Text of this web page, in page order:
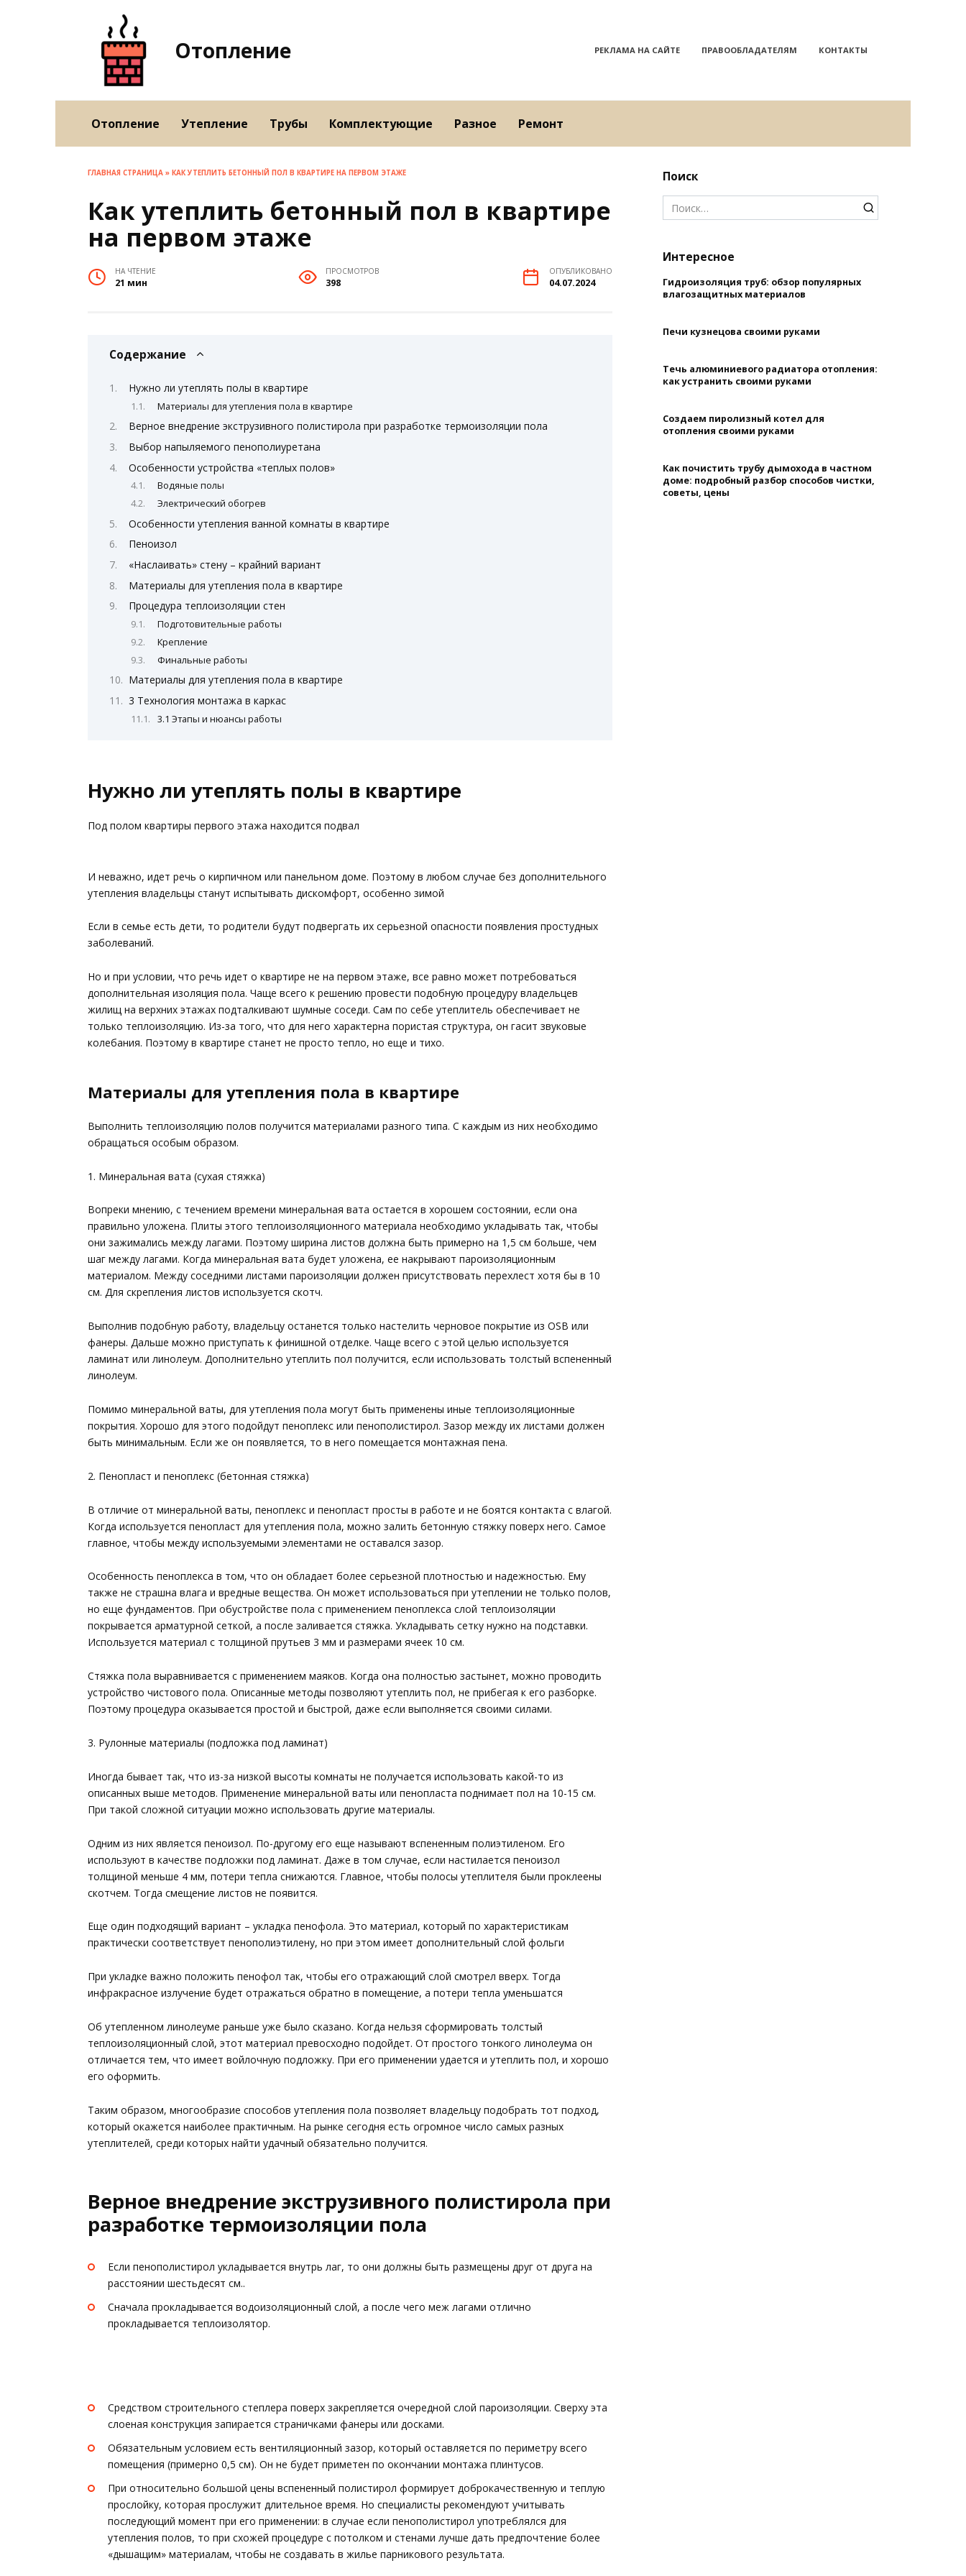
Отопление РЕКЛАМА НА САЙТЕ ПРАВООБЛАДАТЕЛЯМ КОНТАКТЫ
Отопление Утепление Трубы Комплектующие Разное Ремонт
ГЛАВНАЯ СТРАНИЦА » КАК УТЕПЛИТЬ БЕТОННЫЙ ПОЛ В КВАРТИРЕ НА ПЕРВОМ ЭТАЖЕ
Как утеплить бетонный пол в квартире
на первом этаже
НА ЧТЕНИЕ
21 мин
ПРОСМОТРОВ
398
ОПУБЛИКОВАНО
04.07.2024
Содержание
Нужно ли утеплять полы в квартире
Материалы для утепления пола в квартире
Верное внедрение экструзивного полистирола при разработке термоизоляции пола
Выбор напыляемого пенополиуретана
Особенности устройства «теплых полов»
Водяные полы
Электрический обогрев
Особенности утепления ванной комнаты в квартире
Пеноизол
«Наслаивать» стену – крайний вариант
Материалы для утепления пола в квартире
Процедура теплоизоляции стен
Подготовительные работы
Крепление
Финальные работы
Материалы для утепления пола в квартире
3 Технология монтажа в каркас
3.1 Этапы и нюансы работы
Нужно ли утеплять полы в квартире
Под полом квартиры первого этажа находится подвал
И неважно, идет речь о кирпичном или панельном доме. Поэтому в любом случае без дополнительного
утепления владельцы станут испытывать дискомфорт, особенно зимой
Если в семье есть дети, то родители будут подвергать их серьезной опасности появления простудных
заболеваний.
Но и при условии, что речь идет о квартире не на первом этаже, все равно может потребоваться
дополнительная изоляция пола. Чаще всего к решению провести подобную процедуру владельцев
жилищ на верхних этажах подталкивают шумные соседи. Сам по себе утеплитель обеспечивает не
только теплоизоляцию. Из-за того, что для него характерна пористая структура, он гасит звуковые
колебания. Поэтому в квартире станет не просто тепло, но еще и тихо.
Материалы для утепления пола в квартире
Выполнить теплоизоляцию полов получится материалами разного типа. С каждым из них необходимо
обращаться особым образом.
1. Минеральная вата (сухая стяжка)
Вопреки мнению, с течением времени минеральная вата остается в хорошем состоянии, если она
правильно уложена. Плиты этого теплоизоляционного материала необходимо укладывать так, чтобы
они зажимались между лагами. Поэтому ширина листов должна быть примерно на 1,5 см больше, чем
шаг между лагами. Когда минеральная вата будет уложена, ее накрывают пароизоляционным
материалом. Между соседними листами пароизоляции должен присутствовать перехлест хотя бы в 10
см. Для скрепления листов используется скотч.
Выполнив подобную работу, владельцу останется только настелить черновое покрытие из OSB или
фанеры. Дальше можно приступать к финишной отделке. Чаще всего с этой целью используется
ламинат или линолеум. Дополнительно утеплить пол получится, если использовать толстый вспененный
линолеум.
Помимо минеральной ваты, для утепления пола могут быть применены иные теплоизоляционные
покрытия. Хорошо для этого подойдут пеноплекс или пенополистирол. Зазор между их листами должен
быть минимальным. Если же он появляется, то в него помещается монтажная пена.
2. Пенопласт и пеноплекс (бетонная стяжка)
В отличие от минеральной ваты, пеноплекс и пенопласт просты в работе и не боятся контакта с влагой.
Когда используется пенопласт для утепления пола, можно залить бетонную стяжку поверх него. Самое
главное, чтобы между используемыми элементами не оставался зазор.
Особенность пеноплекса в том, что он обладает более серьезной плотностью и надежностью. Ему
также не страшна влага и вредные вещества. Он может использоваться при утеплении не только полов,
но еще фундаментов. При обустройстве пола с применением пеноплекса слой теплоизоляции
покрывается арматурной сеткой, а после заливается стяжка. Укладывать сетку нужно на подставки.
Используется материал с толщиной прутьев 3 мм и размерами ячеек 10 см.
Стяжка пола выравнивается с применением маяков. Когда она полностью застынет, можно проводить
устройство чистового пола. Описанные методы позволяют утеплить пол, не прибегая к его разборке.
Поэтому процедура оказывается простой и быстрой, даже если выполняется своими силами.
3. Рулонные материалы (подложка под ламинат)
Иногда бывает так, что из-за низкой высоты комнаты не получается использовать какой-то из
описанных выше методов. Применение минеральной ваты или пенопласта поднимает пол на 10-15 см.
При такой сложной ситуации можно использовать другие материалы.
Одним из них является пеноизол. По-другому его еще называют вспененным полиэтиленом. Его
используют в качестве подложки под ламинат. Даже в том случае, если настилается пеноизол
толщиной меньше 4 мм, потери тепла снижаются. Главное, чтобы полосы утеплителя были проклеены
скотчем. Тогда смещение листов не появится.
Еще один подходящий вариант – укладка пенофола. Это материал, который по характеристикам
практически соответствует пенополиэтилену, но при этом имеет дополнительный слой фольги
При укладке важно положить пенофол так, чтобы его отражающий слой смотрел вверх. Тогда
инфракрасное излучение будет отражаться обратно в помещение, а потери тепла уменьшатся
Об утепленном линолеуме раньше уже было сказано. Когда нельзя сформировать толстый
теплоизоляционный слой, этот материал превосходно подойдет. От простого тонкого линолеума он
отличается тем, что имеет войлочную подложку. При его применении удается и утеплить пол, и хорошо
его оформить.
Таким образом, многообразие способов утепления пола позволяет владельцу подобрать тот подход,
который окажется наиболее практичным. На рынке сегодня есть огромное число самых разных
утеплителей, среди которых найти удачный обязательно получится.
Верное внедрение экструзивного полистирола при
разработке термоизоляции пола
Если пенополистирол укладывается внутрь лаг, то они должны быть размещены друг от друга на
расстоянии шестьдесят см..
Сначала прокладывается водоизоляционный слой, а после чего меж лагами отлично
прокладывается теплоизолятор.
Средством строительного степлера поверх закрепляется очередной слой пароизоляции. Сверху эта
слоеная конструкция запирается страничками фанеры или досками.
Обязательным условием есть вентиляционный зазор, который оставляется по периметру всего
помещения (примерно 0,5 см). Он не будет приметен по окончании монтажа плинтусов.
При относительно большой цены вспененный полистирол формирует доброкачественную и теплую
прослойку, которая прослужит длительное время. Но специалисты рекомендуют учитывать
последующий момент при его применении: в случае если пенополистирол употреблялся для
утепления полов, то при схожей процедуре с потолком и стенами лучше дать предпочтение более
«дышащим» материалам, чтобы не создавать в жилье парникового результата.
Поиск
Search
for:
Интересное
Гидроизоляция труб: обзор популярных
влагозащитных материалов
Печи кузнецова своими руками
Течь алюминиевого радиатора отопления:
как устранить своими руками
Создаем пиролизный котел для
отопления своими руками
Как почистить трубу дымохода в частном
доме: подробный разбор способов чистки,
советы, цены